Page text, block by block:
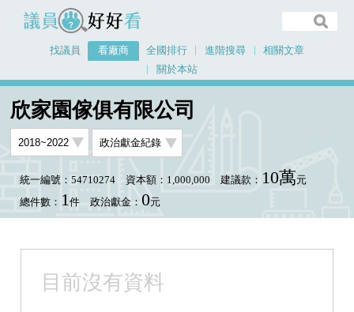
議員好好看
找議員 看廠商 全國排行 進階搜尋
相關文章
關於本站
看廠商
欣家園傢俱有限公司
統一編號：54710274 資本額：1,000,000 建議款： 10萬元
總件數： 1件 政治獻金： 0元
目前沒有資料